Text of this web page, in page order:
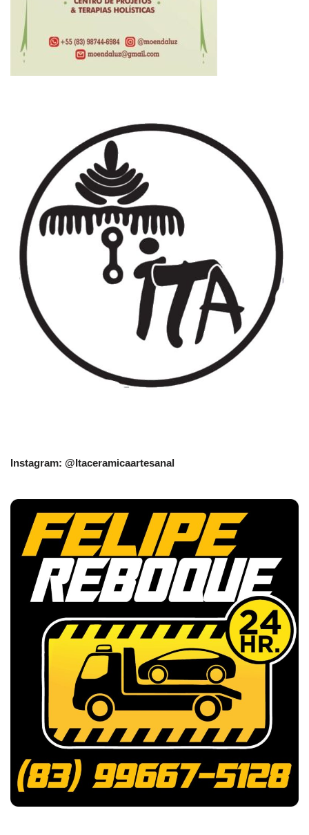
Instagram: @Itaceramicaartesanal